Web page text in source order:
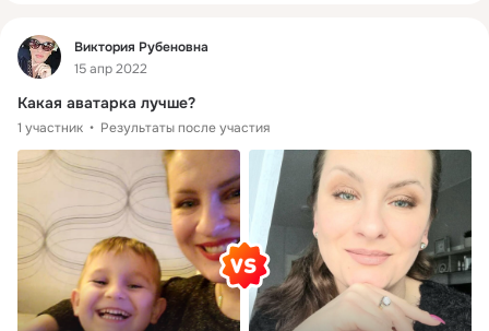
Фид
Виктория Рубеновна
15 апр 2022
Какая аватарка лучше?
1 участник Результаты после участия